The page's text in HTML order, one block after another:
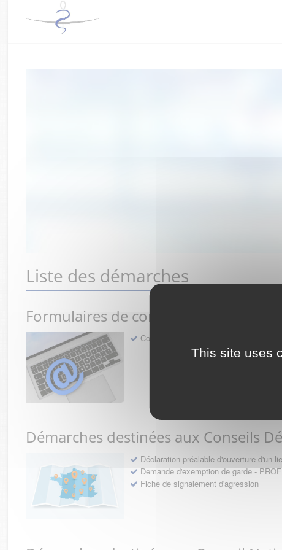
This site uses
Liste des démarches
Formulaires de contact avec l'Ordre
Contact
Démarches destinées aux Conseils
Déclaration préalable d'ouverture d'un
Demande d'exemption de garde -
Fiche de signalement d'agression